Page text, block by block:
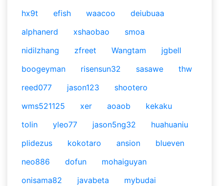
hx9t
efish waacoo
deiubuaa
alphanerd
xshaobao
smoa
nidilzhang
zfreet Wangtam
jgbell
boogeyman
risensun32 sasawe
thw
reed077
jason123
shootero
wms521125
xer aoaob
kekaku
tolin
yleo77 jason5ng32
huahuaniu
plidezus
kokotaro ansion
blueven
neo886
dofun
mohaiguyan
onisama82
javabeta mybudai